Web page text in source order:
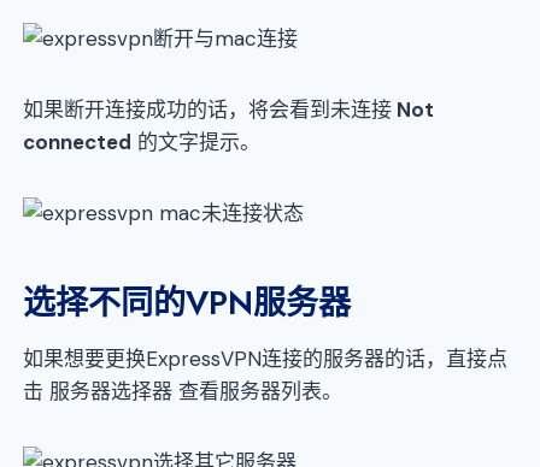
如果断开连接成功的话，将会看到未连接 Not
connected 的文字提示。
选择不同的VPN服务器
如果想要更换ExpressVPN连接的服务器的话，直接点
击 服务器选择器 查看服务器列表。